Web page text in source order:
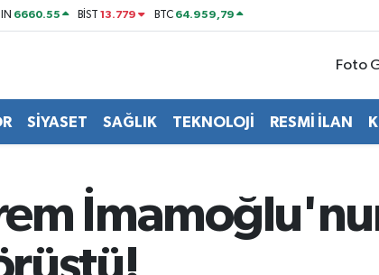
6660.55 BİST13.779 BTC 64.959,79
Foto
SİYASET SAĞLIK TEKNOLOJİ RESMİ İLAN